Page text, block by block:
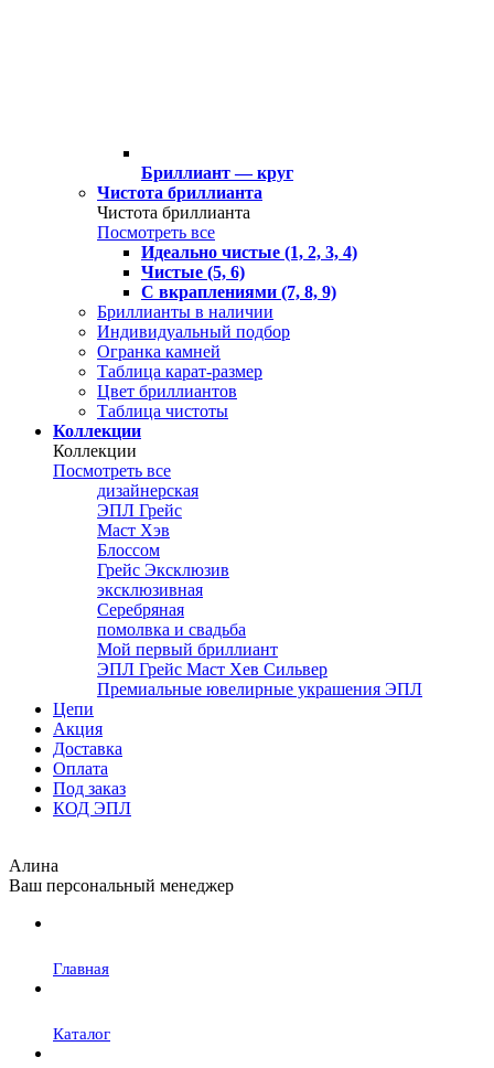
Бриллиант — круг
Чистота бриллианта
Чистота бриллианта
Посмотреть все
Идеально чистые (1, 2, 3, 4)
Чистые (5, 6)
С вкраплениями (7, 8, 9)
Бриллианты в наличии
Индивидуальный подбор
Огранка камней
Таблица карат-размер
Цвет бриллиантов
Таблица чистоты
Коллекции
Коллекции
Посмотреть все
дизайнерская
ЭПЛ Грейс
Маст Хэв
Блоссом
Грейс Эксклюзив
эксклюзивная
Серебряная
помолвка и свадьба
Мой первый бриллиант
ЭПЛ Грейс Маст Хев Сильвер
Премиальные ювелирные украшения ЭПЛ
Цепи
Акция
Доставка
Оплата
Под заказ
КОД ЭПЛ
Алина
Ваш персональный менеджер
Главная
Каталог